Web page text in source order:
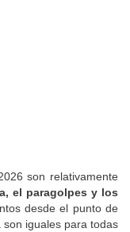
son relativamente
el paragolpes y los
desde el punto de
iguales para todas